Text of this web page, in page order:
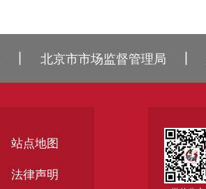
北京市市场监督管理局
站点地图
法律声明